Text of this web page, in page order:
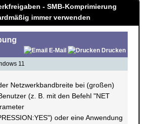
- SMB-Komprimierung
immer verwenden
E-Mail
Drucken
11
Netzwerkbandbreite bei (großen)
(z. B. mit den Befehl "NET
oder eine Anwendung